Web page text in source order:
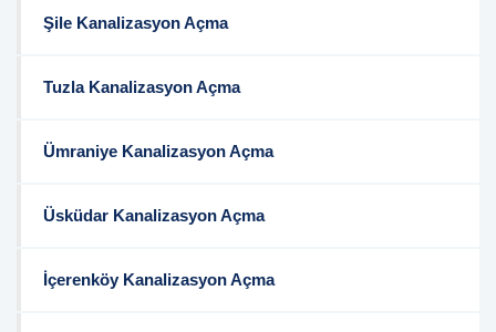
Şile Kanalizasyon Açma
Tuzla Kanalizasyon Açma
Ümraniye Kanalizasyon Açma
Üsküdar Kanalizasyon Açma
İçerenköy Kanalizasyon Açma